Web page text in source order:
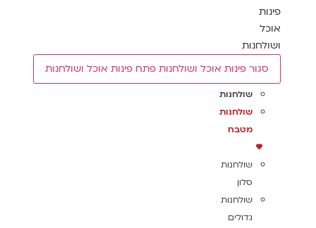
פינות
אוכל
ושולחנות
סגור פינות אוכל ושולחנות פתח פינות אוכל ושולחנות
שולחנות
שולחנות
מטבח
שולחנות
סלון
שולחנות
גדולים